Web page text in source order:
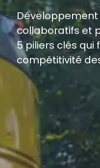
collaboratifs et
5 piliers clés qui
compétitivité